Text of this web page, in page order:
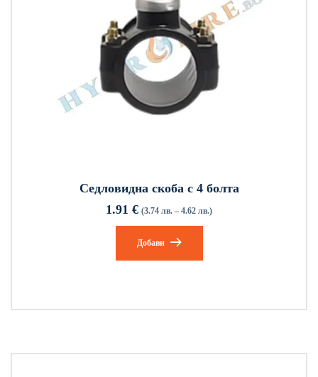
Седловидна скоба с 4 болта
1.91 € (3.74 лв. – 4.62 лв.)
Добави